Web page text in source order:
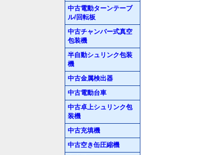
中古電動ターンテーブ
ル/回転板
中古チャンバー式真空
包装機
半自動シュリンク包装
機
中古金属検出器
中古電動台車
中古卓上シュリンク包
装機
中古充填機
中古空き缶圧縮機